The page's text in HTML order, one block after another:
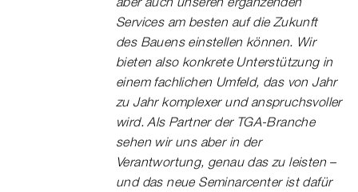
Services am besten auf die Zukunft
des Bauens einstellen können. Wir
bieten also konkrete Unterstützung in
einem fachlichen Umfeld, das von Jahr
zu Jahr komplexer und anspruchsvoller
wird. Als Partner der TGA-Branche
sehen wir uns aber in der
Verantwortung, genau das zu leisten –
und das neue Seminarcenter ist dafür